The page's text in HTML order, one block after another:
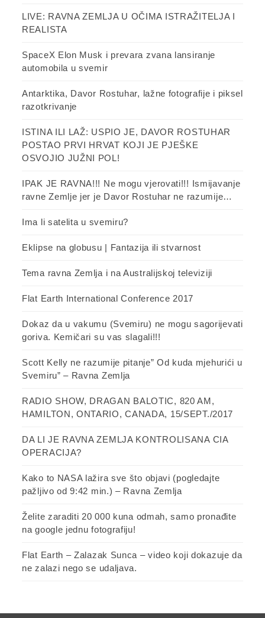
LIVE: RAVNA ZEMLJA U OČIMA ISTRAŽITELJA I
REALISTA
SpaceX Elon Musk i prevara zvana lansiranje
automobila u svemir
Antarktika, Davor Rostuhar, lažne fotografije i piksel
razotkrivanje
ISTINA ILI LAŽ: USPIO JE, DAVOR ROSTUHAR
POSTAO PRVI HRVAT KOJI JE PJEŠKE
OSVOJIO JUŽNI POL!
IPAK JE RAVNA!!! Ne mogu vjerovati!!! Ismijavanje
ravne Zemlje jer je Davor Rostuhar ne razumije…
Ima li satelita u svemiru?
Eklipse na globusu | Fantazija ili stvarnost
Tema ravna Zemlja i na Australijskoj televiziji
Flat Earth International Conference 2017
Dokaz da u vakumu (Svemiru) ne mogu sagorijevati
goriva. Kemičari su vas slagali!!!
Scott Kelly ne razumije pitanje” Od kuda mjehurići u
Svemiru” – Ravna Zemlja
RADIO SHOW, DRAGAN BALOTIC, 820 AM,
HAMILTON, ONTARIO, CANADA, 15/SEPT./2017
DA LI JE RAVNA ZEMLJA KONTROLISANA CIA
OPERACIJA?
Kako to NASA lažira sve što objavi (pogledajte
pažljivo od 9:42 min.) – Ravna Zemlja
Želite zaraditi 20 000 kuna odmah, samo pronađite
na google jednu fotografiju!
Flat Earth – Zalazak Sunca – video koji dokazuje da
ne zalazi nego se udaljava.